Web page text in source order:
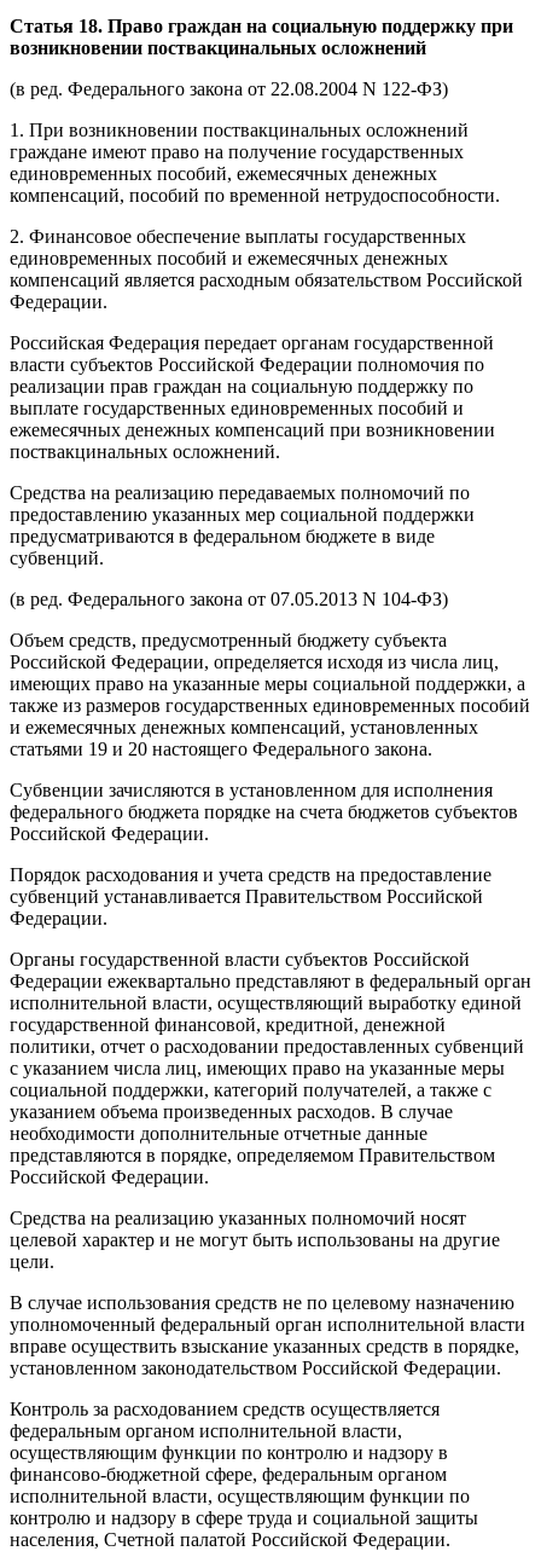
Статья 18. Право граждан на социальную поддержку при
возникновении поствакцинальных осложнений
(в ред. Федерального закона от 22.08.2004 N 122-ФЗ)
1. При возникновении поствакцинальных осложнений
граждане имеют право на получение государственных
единовременных пособий, ежемесячных денежных
компенсаций, пособий по временной нетрудоспособности.
2. Финансовое обеспечение выплаты государственных
единовременных пособий и ежемесячных денежных
компенсаций является расходным обязательством Российской
Федерации.
Российская Федерация передает органам государственной
власти субъектов Российской Федерации полномочия по
реализации прав граждан на социальную поддержку по
выплате государственных единовременных пособий и
ежемесячных денежных компенсаций при возникновении
поствакцинальных осложнений.
Средства на реализацию передаваемых полномочий по
предоставлению указанных мер социальной поддержки
предусматриваются в федеральном бюджете в виде
субвенций.
(в ред. Федерального закона от 07.05.2013 N 104-ФЗ)
Объем средств, предусмотренный бюджету субъекта
Российской Федерации, определяется исходя из числа лиц,
имеющих право на указанные меры социальной поддержки, а
также из размеров государственных единовременных пособий
и ежемесячных денежных компенсаций, установленных
статьями 19 и 20 настоящего Федерального закона.
Субвенции зачисляются в установленном для исполнения
федерального бюджета порядке на счета бюджетов субъектов
Российской Федерации.
Порядок расходования и учета средств на предоставление
субвенций устанавливается Правительством Российской
Федерации.
Органы государственной власти субъектов Российской
Федерации ежеквартально представляют в федеральный орган
исполнительной власти, осуществляющий выработку единой
государственной финансовой, кредитной, денежной
политики, отчет о расходовании предоставленных субвенций
с указанием числа лиц, имеющих право на указанные меры
социальной поддержки, категорий получателей, а также с
указанием объема произведенных расходов. В случае
необходимости дополнительные отчетные данные
представляются в порядке, определяемом Правительством
Российской Федерации.
Средства на реализацию указанных полномочий носят
целевой характер и не могут быть использованы на другие
цели.
В случае использования средств не по целевому назначению
уполномоченный федеральный орган исполнительной власти
вправе осуществить взыскание указанных средств в порядке,
установленном законодательством Российской Федерации.
Контроль за расходованием средств осуществляется
федеральным органом исполнительной власти,
осуществляющим функции по контролю и надзору в
финансово-бюджетной сфере, федеральным органом
исполнительной власти, осуществляющим функции по
контролю и надзору в сфере труда и социальной защиты
населения, Счетной палатой Российской Федерации.